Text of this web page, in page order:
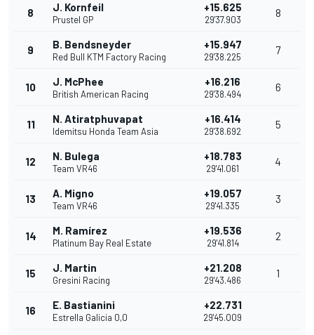
8 J. Kornfeil
Prustel GP
+15.625
29'37.903
8
9 B. Bendsneyder
Red Bull KTM Factory Racing
+15.947
29'38.225
7
10 J. McPhee
British American Racing
+16.216
29'38.494
6
11 N. Atiratphuvapat
Idemitsu Honda Team Asia
+16.414
29'38.692
5
12 N. Bulega
Team VR46
+18.783
29'41.061
4
13 A. Migno
Team VR46
+19.057
29'41.335
3
14 M. Ramírez
Platinum Bay Real Estate
+19.536
29'41.814
2
15 J. Martin
Gresini Racing
+21.208
29'43.486
1
16 E. Bastianini
Estrella Galicia 0,0
+22.731
29'45.009